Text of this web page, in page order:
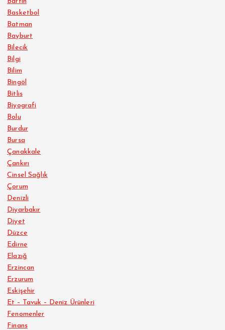
Basketbol
Batman
Bayburt
Bilecik
Bilgi
Bilim
Bingöl
Bitlis
Biyografi
Bolu
Burdur
Bursa
Çanakkale
Çankırı
Cinsel Sağlık
Çorum
Denizli
Diyarbakır
Diyet
Düzce
Edirne
Elazığ
Erzincan
Erzurum
Eskişehir
Et – Tavuk – Deniz Ürünleri
Fenomenler
Finans